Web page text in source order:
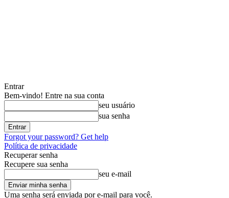
Entrar
Bem-vindo! Entre na sua conta
seu usuário
sua senha
Forgot your password? Get help
Política de privacidade
Recuperar senha
Recupere sua senha
seu e-mail
Uma senha será enviada por e-mail para você.